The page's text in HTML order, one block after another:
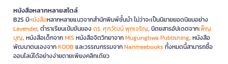
หนังสือหลากหลายสไตล์
B2S มีหนังสือหลากหลายแนวจากสำนักพิมพ์ชั้นนำ ไม่ว่าจะเป็นนิยายยอดนิยมอย่าง
Lavender, ตำราเรียนเข้มข้นของดร. ศุภวัฒน์ พุกเจริญ, นิตยสารอัปเดตจากเพ็ญ
บุญ, หนังสือเด็กจากMIS หนังสือจิตวิทยาจากMugunghwa Publishing, หนังสือ
พัฒนาตนเองจากKOOB และวรรณกรรมจากNanmeebooks ทั้งหมดนี้สามารถซื้อ
ออนไลน์ได้อย่างง่ายดายเพียงคลิกเดียว